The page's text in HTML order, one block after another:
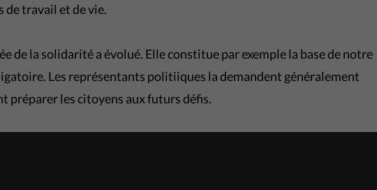
travail et de vie.
de la solidarité a évolué. Elle constitue par exemple la base de notre
Les représentants politiiques la demandent généralement
préparer les citoyens aux futurs défis.